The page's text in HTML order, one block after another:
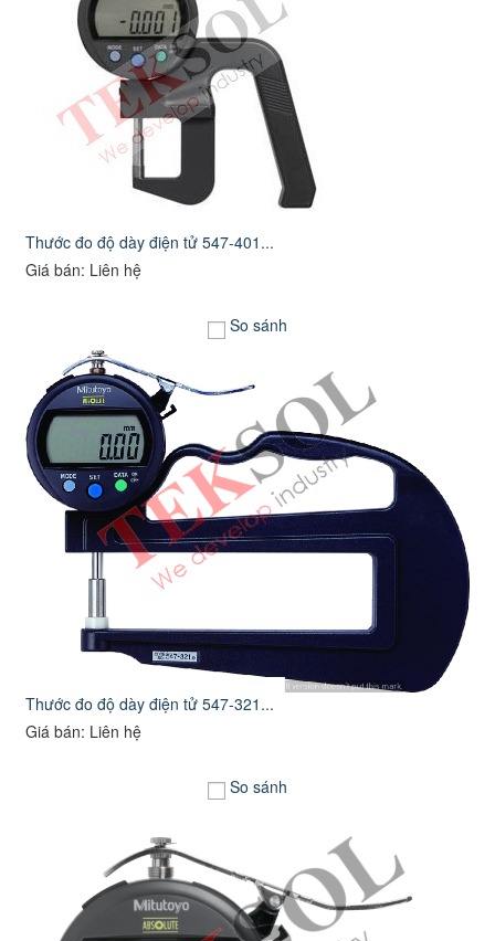
Thước đo độ dày điện tử 547-401...
Giá bán: Liên hệ
So sánh
Thước đo độ dày điện tử 547-321...
Giá bán: Liên hệ
So sánh